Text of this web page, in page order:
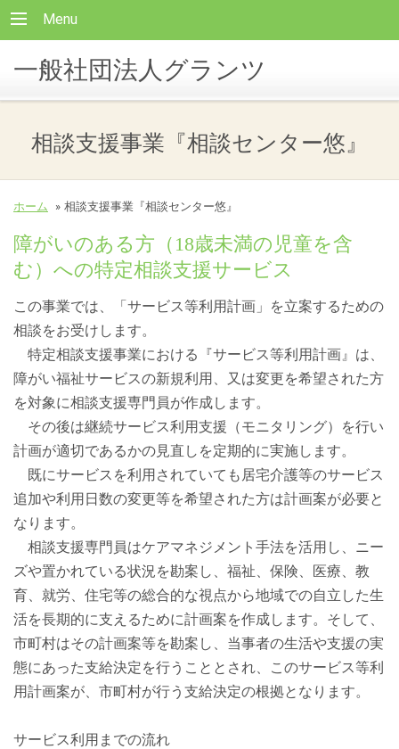
Menu
一般社団法人グランツ
相談支援事業『相談センター悠』
ホーム » 相談支援事業『相談センター悠』
障がいのある方（18歳未満の児童を含
む）への特定相談支援サービス
この事業では、「サービス等利用計画」を立案するための
相談をお受けします。
特定相談支援事業における『サービス等利用計画』は、
障がい福祉サービスの新規利用、又は変更を希望された方
を対象に相談支援専門員が作成します。
その後は継続サービス利用支援（モニタリング）を行い
計画が適切であるかの見直しを定期的に実施します。
既にサービスを利用されていても居宅介護等のサービス
追加や利用日数の変更等を希望された方は計画案が必要と
なります。
相談支援専門員はケアマネジメント手法を活用し、ニー
ズや置かれている状況を勘案し、福祉、保険、医療、教
育、就労、住宅等の総合的な視点から地域での自立した生
活を長期的に支えるために計画案を作成します。そして、
市町村はその計画案等を勘案し、当事者の生活や支援の実
態にあった支給決定を行うこととされ、このサービス等利
用計画案が、市町村が行う支給決定の根拠となります。
サービス利用までの流れ